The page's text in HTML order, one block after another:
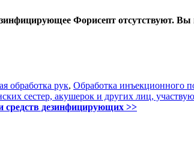
Форисепт отсутствуют. Вы
обработка рук, Обработка инъекционного
сестер, акушерок и других лиц,
средств дезинфицирующих >>